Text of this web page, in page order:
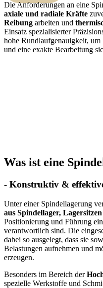
Die Anforderungen an eine
axiale und radiale Kräfte
Reibung arbeiten und
Einsatz spezialisierter
hohe Rundlaufgenauigkeit,
und eine exakte Bearbeitung
Was ist eine
- Konstruktiv &
Unter einer Spindellagerung
aus Spindellager,
Positionierung und Führung
verantwortlich sind. Die
dabei so ausgelegt, dass sie
Belastungen aufnehmen und
erzeugen.
Besonders im Bereich der
spezielle Werkstoffe und